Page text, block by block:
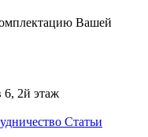
Вашей
6, 2й этаж
Статьи